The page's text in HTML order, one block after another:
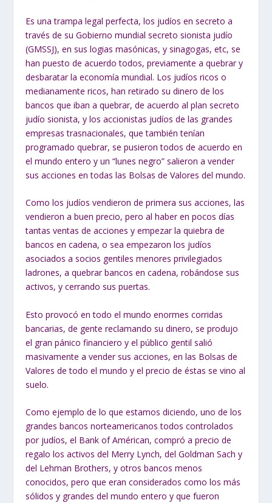
Es una trampa legal perfecta, los judíos en secreto a
través de su Gobierno mundial secreto sionista judío
(GMSSJ), en sus logias masónicas, y sinagogas, etc, se
han puesto de acuerdo todos, previamente a quebrar y
desbaratar la economía mundial. Los judíos ricos o
medianamente ricos, han retirado su dinero de los
bancos que iban a quebrar, de acuerdo al plan secreto
judío sionista, y los accionistas judíos de las grandes
empresas trasnacionales, que también tenían
programado quebrar, se pusieron todos de acuerdo en
el mundo entero y un “lunes negro” salieron a vender
sus acciones en todas las Bolsas de Valores del mundo.
Como los judíos vendieron de primera sus acciones, las
vendieron a buen precio, pero al haber en pocos días
tantas ventas de acciones y empezar la quiebra de
bancos en cadena, o sea empezaron los judíos
asociados a socios gentiles menores privilegiados
ladrones, a quebrar bancos en cadena, robándose sus
activos, y cerrando sus puertas.
Esto provocó en todo el mundo enormes corridas
bancarias, de gente reclamando su dinero, se produjo
el gran pánico financiero y el público gentil salió
masivamente a vender sus acciones, en las Bolsas de
Valores de todo el mundo y el precio de éstas se vino al
suelo.
Como ejemplo de lo que estamos diciendo, uno de los
grandes bancos norteamericanos todos controlados
por judíos, el Bank of Américan, compró a precio de
regalo los activos del Merry Lynch, del Goldman Sach y
del Lehman Brothers, y otros bancos menos
conocidos, pero que eran considerados como los más
sólidos y grandes del mundo entero y que fueron